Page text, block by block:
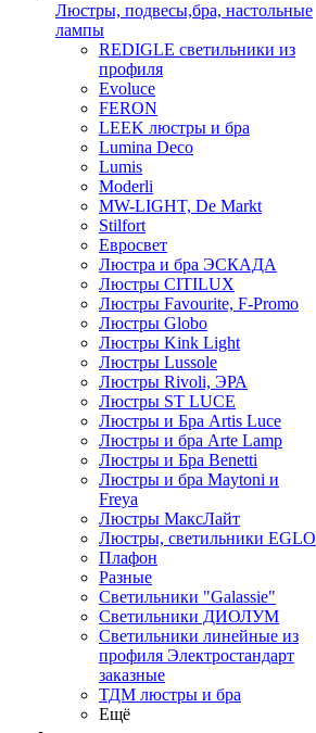
Люстры, подвесы,бра, настольные
лампы
REDIGLE светильники из
профиля
Evoluce
FERON
LEEK люстры и бра
Lumina Deco
Lumis
Moderli
MW-LIGHT, De Markt
Stilfort
Евросвет
Люстра и бра ЭСКАДА
Люстры CITILUX
Люстры Favourite, F-Promo
Люстры Globo
Люстры Kink Light
Люстры Lussole
Люстры Rivoli, ЭРА
Люстры ST LUCE
Люстры и Бра Artis Luce
Люстры и бра Arte Lamp
Люстры и Бра Benetti
Люстры и бра Maytoni и
Freya
Люстры МаксЛайт
Люстры, светильники EGLO
Плафон
Разные
Светильники "Galassie"
Светильники ДИОЛУМ
Светильники линейные из
профиля Электростандарт
заказные
ТДМ люстры и бра
Ещё